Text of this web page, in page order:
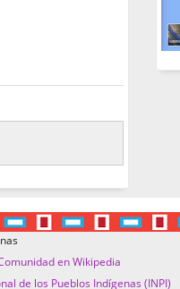
en Wikipedia
de los Pueblos Indígenas (INPI)